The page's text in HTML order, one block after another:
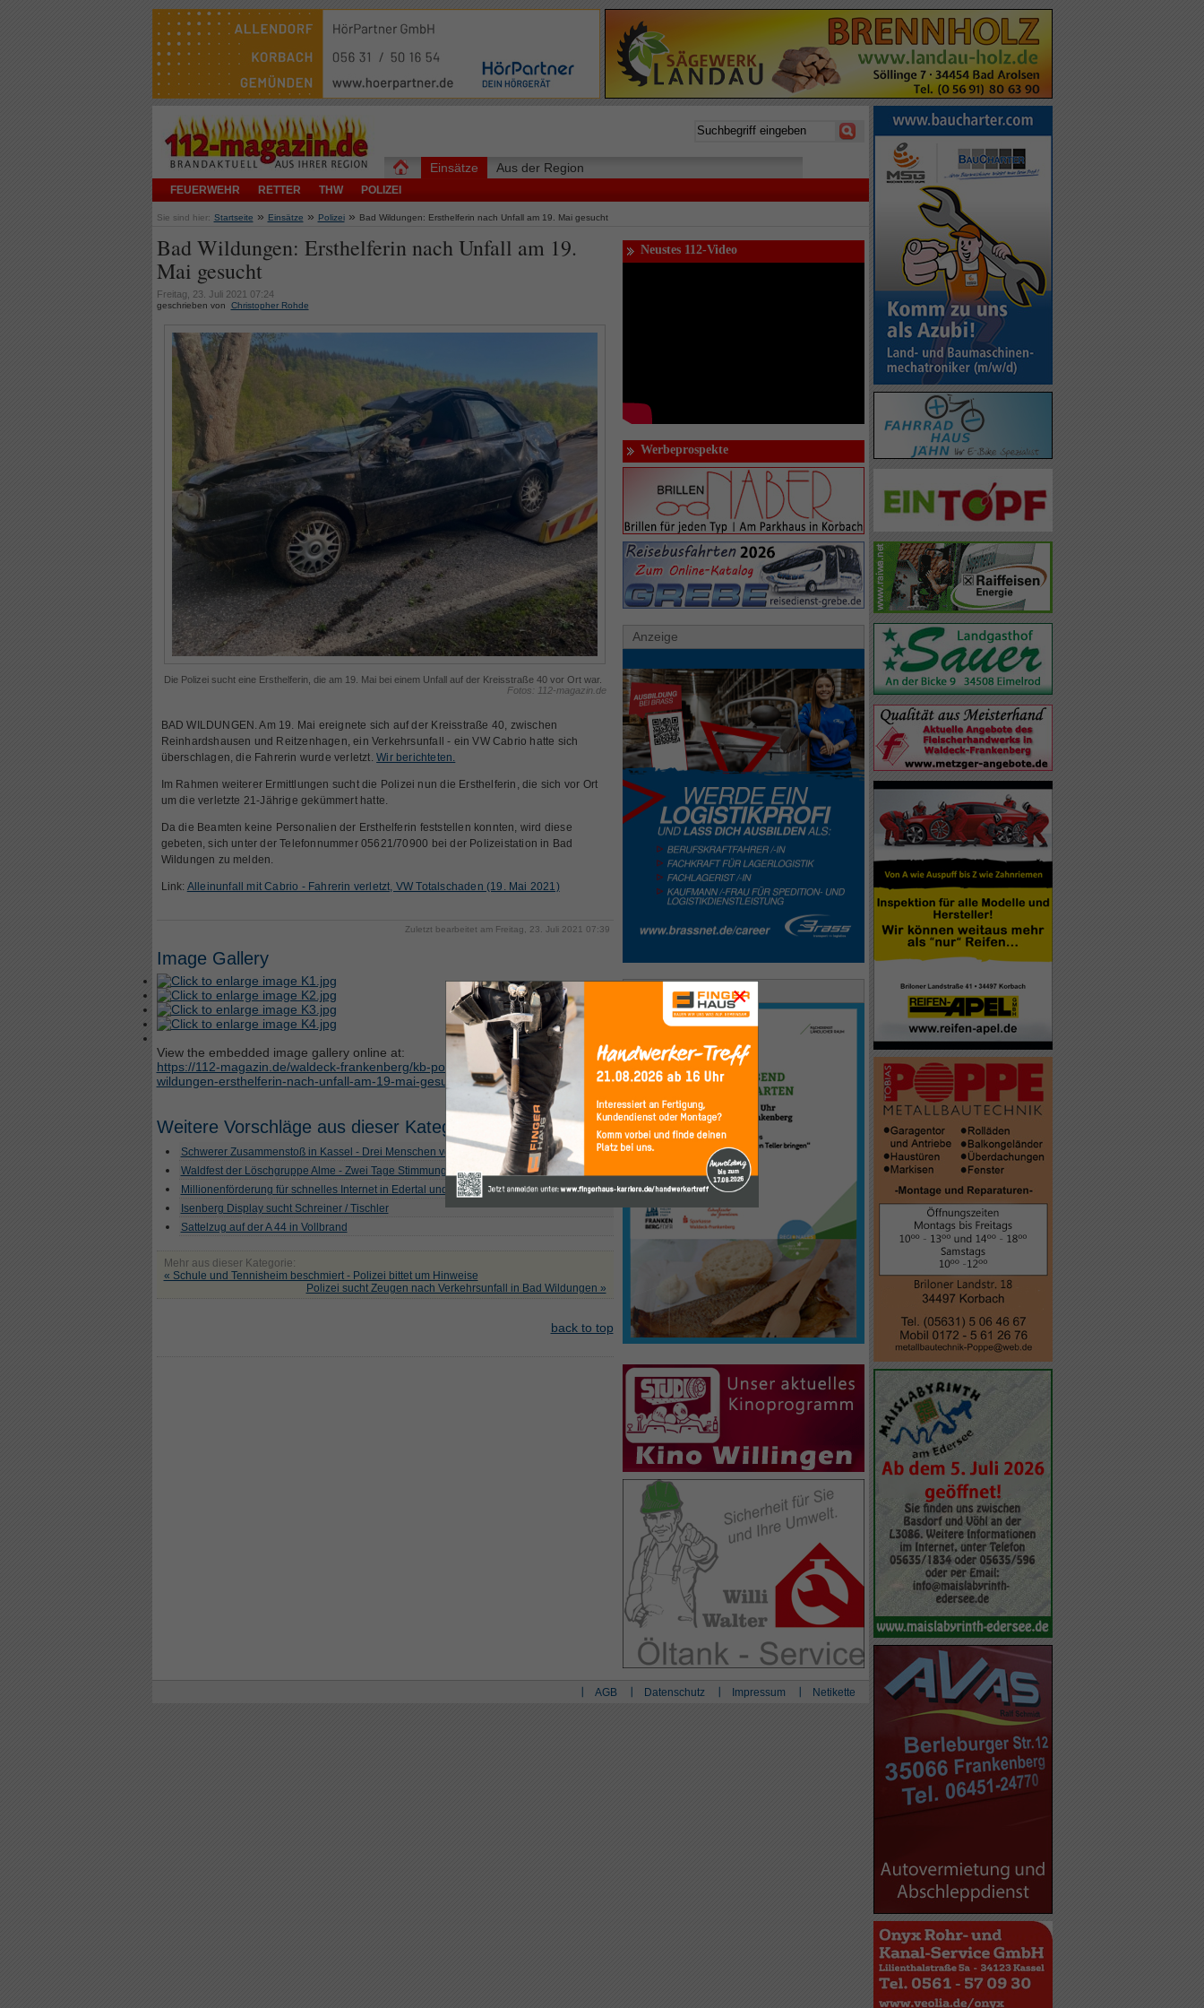
Einsätze
FEUERWEHR RETTER THW POLIZEI
Aus der Region
Sie sind hier: Startseite » Einsätze » Polizei » Bad Wildungen: Ersthelferin nach Unfall am 19. Mai gesucht
Bad Wildungen: Ersthelferin nach Unfall am 19.
Mai gesucht
Freitag, 23. Juli 2021 07:24
geschrieben von Christopher Rohde
Die Polizei sucht eine Ersthelferin, die am 19. Mai bei einem Unfall auf der Kreisstraße 40 vor Ort war.
Fotos: 112-magazin.de
BAD WILDUNGEN. Am 19. Mai ereignete sich auf der Kreisstraße 40, zwischen
Reinhardshausen und Reitzenhagen, ein Verkehrsunfall - ein VW Cabrio hatte sich
überschlagen, die Fahrerin wurde verletzt.Wir berichteten.
Im Rahmen weiterer Ermittlungen sucht die Polizei nun die Ersthelferin, die sich vor Ort
um die verletzte 21-Jährige gekümmert hatte.
Da die Beamten keine Personalien der Ersthelferin feststellen konnten, wird diese
gebeten, sich unter der Telefonnummer 05621/70900 bei der Polizeistation in Bad
Wildungen zu melden.
Link: Alleinunfall mit Cabrio - Fahrerin verletzt, VW Totalschaden (19. Mai 2021)
Zuletzt bearbeitet am Freitag, 23. Juli 2021 07:39
Image Gallery
View the embedded image gallery online at:
https://112-magazin.de/waldeck-frankenberg/kb-polizei/item/32533-bad-
wildungen-ersthelferin-nach-unfall-am-19-mai-gesucht#sigProIdfbb85df91f
Weitere Vorschläge aus dieser Kategorie
Schwerer Zusammenstoß in Kassel - Drei Menschen verletzt
Waldfest der Löschgruppe Alme - Zwei Tage Stimmung und Gemeinschaft
Millionenförderung für schnelles Internet in Edertal und Diemelsee
Isenberg Display sucht Schreiner / Tischler
Sattelzug auf der A 44 in Vollbrand
Mehr aus dieser Kategorie:
« Schule und Tennisheim beschmiert - Polizei bittet um Hinweise
Polizei sucht Zeugen nach Verkehrsunfall in Bad Wildungen »
back to top
Neustes 112-Video
Werbeprospekte
Anzeige
Anzeige
AGB Datenschutz Impressum Netikette
×